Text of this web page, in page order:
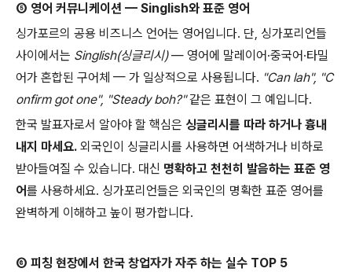
⑤ 영어 커뮤니케이션 — Singlish와 표준 영어
싱가포르의 공용 비즈니스 언어는 영어입니다. 단, 싱가포리언들
사이에서는 Singlish(싱글리시)— 영어에 말레이어·중국어·타밀
어가 혼합된 구어체 — 가 일상적으로 사용됩니다. "Can lah", "C
onfirm got one", "Steady boh?" 같은 표현이 그 예입니다.
한국 발표자로서 알아야 할 핵심은 싱글리시를 따라 하거나 흉내
내지 마세요. 외국인이 싱글리시를 사용하면 어색하거나 비하로
받아들여질 수 있습니다. 대신 명확하고 천천히 발음하는 표준 영
어를 사용하세요. 싱가포리언들은 외국인의 명확한 표준 영어를
완벽하게 이해하고 높이 평가합니다.
⑥ 피칭 현장에서 한국 창업자가 자주 하는 실수 TOP 5